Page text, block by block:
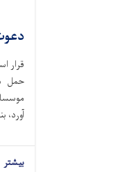
حمل
آورد،
بیشتر